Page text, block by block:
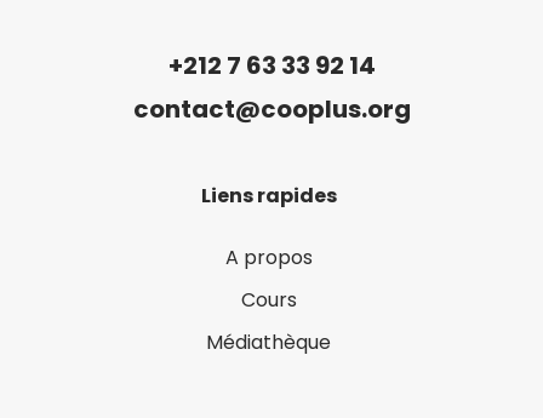
+212 7 63 33 92 14
contact@cooplus.org
Liens rapides
A propos
Cours
Médiathèque